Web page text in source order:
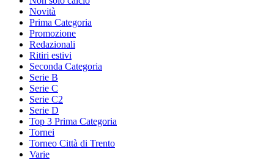
Novità
Prima Categoria
Promozione
Redazionali
Ritiri estivi
Seconda Categoria
Serie B
Serie C
Serie C2
Serie D
Top 3 Prima Categoria
Tornei
Torneo Città di Trento
Varie